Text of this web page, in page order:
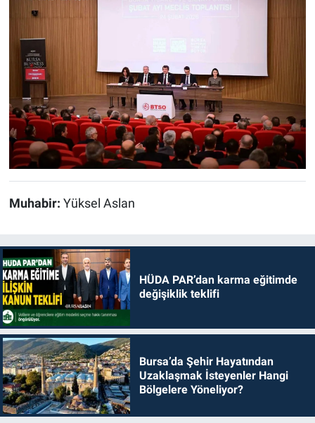
Muhabir: Yüksel Aslan
HÜDA PAR’dan karma eğitimde
değişiklik teklifi
Bursa’da Şehir Hayatından
Uzaklaşmak İsteyenler Hangi
Bölgelere Yöneliyor?